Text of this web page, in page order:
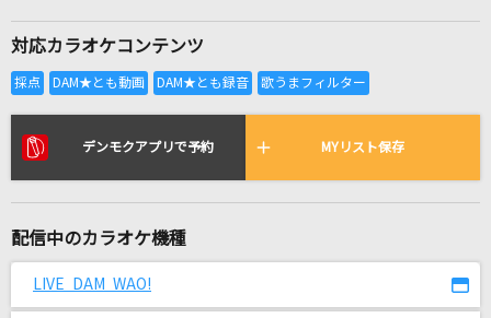
リアルタイムで歌われている曲の一覧
欲望に満ちた青年団
Hero too
KYOKA JIRO Starring Chrissy Costanza
対応カラオケコンテンツ
デンモクアプリで予約 MYリスト保存
配信中のカラオケ機種
LIVE DAM WAO!